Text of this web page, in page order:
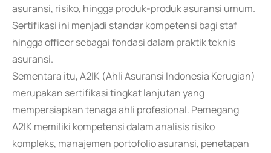
asuransi, risiko, hingga produk-produk asuransi umum.
Sertifikasi ini menjadi standar kompetensi bagi staf
hingga officer sebagai fondasi dalam praktik teknis
asuransi.
Sementara itu, A2IK (Ahli Asuransi Indonesia Kerugian)
merupakan sertifikasi tingkat lanjutan yang
mempersiapkan tenaga ahli profesional. Pemegang
A2IK memiliki kompetensi dalam analisis risiko
kompleks, manajemen portofolio asuransi, penetapan